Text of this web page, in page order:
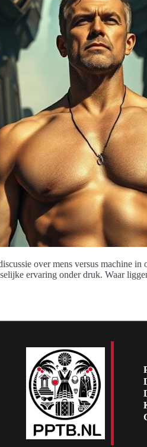
over mens versus machine
ervaring onder druk. Waar